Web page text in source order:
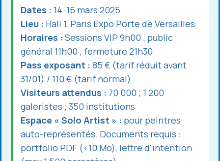
Dates : 14-16 mars 2025
Lieu : Hall 1, Paris Expo Porte de Versailles
Horaires : Sessions VIP 9h00 ; public
général 11h00 ; fermeture 21h30
Pass exposant : 85 € (tarif réduit avant
31/01) / 110 € (tarif normal)
Visiteurs attendus : 70 000 ; 1 200
galeristes ; 350 institutions
Espace « Solo Artist » : pour peintres
auto-représentés. Documents requis :
portfolio PDF (<10 Mo), lettre d'intention